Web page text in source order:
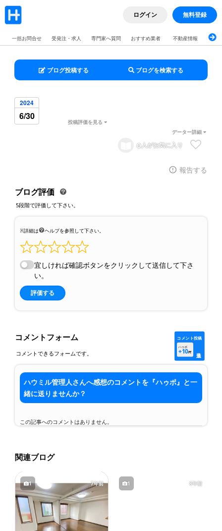
ログイン 無料登録
一括お問合せ 受発注・求人 専門家へ質問 おすすめ業者 不動産情報 ブログ
ブログ投稿する ブログを検索する
2024
6/30
0人がお気に入り
投稿評価を見る
データー詳細
報告する
ブログ評価
5段階で評価して下さい。
※詳細は ヘルプを参照して下さい。
宜しければ確認ボタンをクリックして送信して下さ
い。
評価する
コメントフォーム
コメントできるフォームです。
コメント投稿
ハゥポ
+10PT
ハウミル管理人さんへ感想のコメントを『ハゥポ』と一
緒に送りませんか？
この記事へのコメントはありません。
関連ブログ
1 7年前 1 8年前